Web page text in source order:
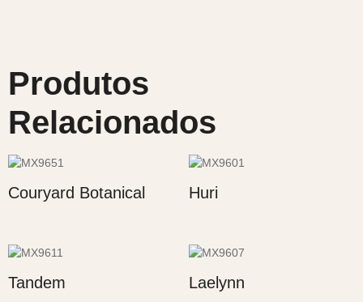
Produtos
Relacionados
Couryard Botanical Huri
Tandem Laelynn